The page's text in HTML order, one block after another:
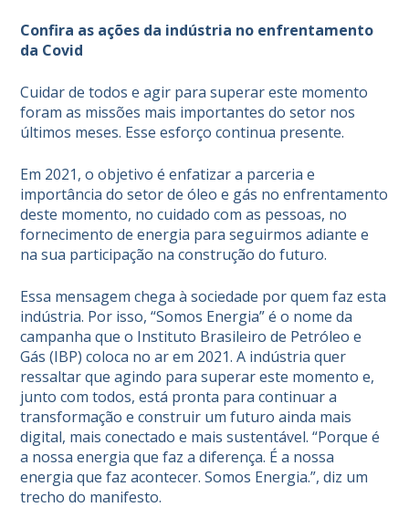
Confira as ações da indústria no enfrentamento
da Covid
Cuidar de todos e agir para superar este momento
foram as missões mais importantes do setor nos
últimos meses. Esse esforço continua presente.
Em 2021, o objetivo é enfatizar a parceria e
importância do setor de óleo e gás no enfrentamento
deste momento, no cuidado com as pessoas, no
fornecimento de energia para seguirmos adiante e
na sua participação na construção do futuro.
Essa mensagem chega à sociedade por quem faz esta
indústria. Por isso, “Somos Energia” é o nome da
campanha que o Instituto Brasileiro de Petróleo e
Gás (IBP) coloca no ar em 2021. A indústria quer
ressaltar que agindo para superar este momento e,
junto com todos, está pronta para continuar a
transformação e construir um futuro ainda mais
digital, mais conectado e mais sustentável. “Porque é
a nossa energia que faz a diferença. É a nossa
energia que faz acontecer. Somos Energia.”, diz um
trecho do manifesto.